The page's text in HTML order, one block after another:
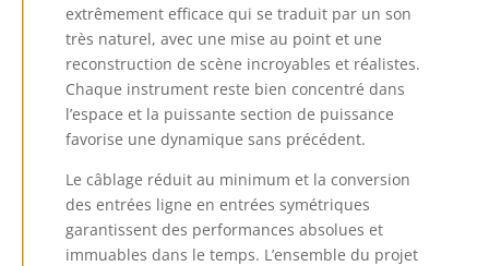
extrêmement efficace qui se traduit par un son
très naturel, avec une mise au point et une
reconstruction de scène incroyables et réalistes.
Chaque instrument reste bien concentré dans
l’espace et la puissante section de puissance
favorise une dynamique sans précédent.
Le câblage réduit au minimum et la conversion
des entrées ligne en entrées symétriques
garantissent des performances absolues et
immuables dans le temps. L’ensemble du projet